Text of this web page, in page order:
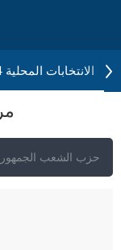
الانتخابات المحلية 2014
حزب الشعب